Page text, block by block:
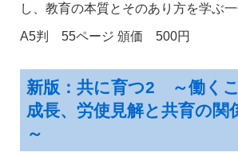
し、教育の本質とそのあり方を学ぶ一
A5判 55ページ 頒価 500円
新版：共に育つ2 ～働く
成長、労使見解と共育の関
～